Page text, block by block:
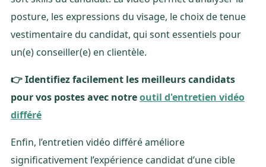
posture, les expressions du visage, le choix de tenue
vestimentaire du candidat, qui sont essentiels pour
un(e) conseiller(e) en clientèle.
👉 Identifiez facilement les meilleurs candidats
pour vos postes avec notreoutil d'entretien vidéo
différé
Enfin, l’entretien vidéo différé améliore
significativement l’expérience candidat d’une cible